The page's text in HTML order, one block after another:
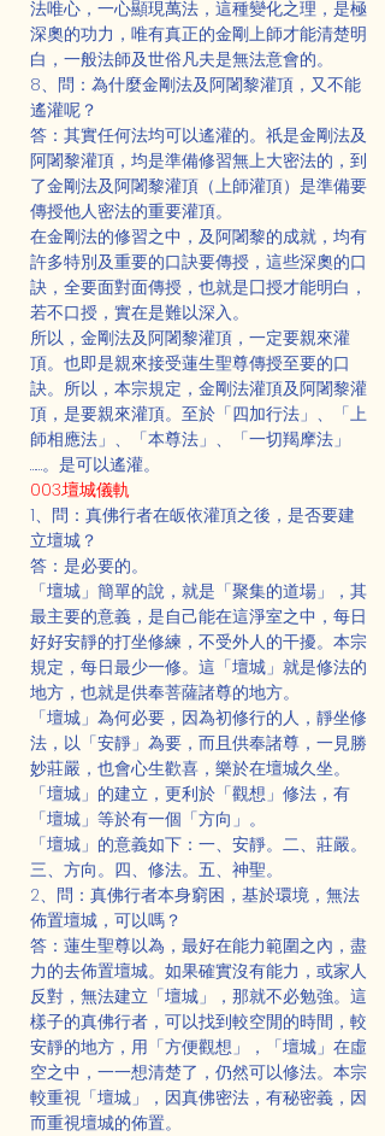
法唯心，一心顯現萬法，這種變化之理，是極
深奧的功力，唯有真正的金剛上師才能清楚明
白，一般法師及世俗凡夫是無法意會的。
8、問：為什麼金剛法及阿闍黎灌頂，又不能
遙灌呢？
答：其實任何法均可以遙灌的。祇是金剛法及
阿闍黎灌頂，均是準備修習無上大密法的，到
了金剛法及阿闍黎灌頂（上師灌頂）是準備要
傳授他人密法的重要灌頂。
在金剛法的修習之中，及阿闍黎的成就，均有
許多特別及重要的口訣要傳授，這些深奧的口
訣，全要面對面傳授，也就是囗授才能明白，
若不口授，實在是難以深入。
所以，金剛法及阿闍黎灌頂，一定要親來灌
頂。也即是親來接受蓮生聖尊傳授至要的口
訣。所以，本宗規定，金剛法灌頂及阿闍黎灌
頂，是要親來灌頂。至於「四加行法」、「上
師相應法」、「本尊法」、「一切羯摩法」
……。是可以遙灌。
003.壇城儀軌
1、問：真佛行者在皈依灌頂之後，是否要建
立壇城？
答：是必要的。
「壇城」簡單的說，就是「聚集的道場」，其
最主要的意義，是自己能在這淨室之中，每日
好好安靜的打坐修練，不受外人的干擾。本宗
規定，每日最少一修。這「壇城」就是修法的
地方，也就是供奉菩薩諸尊的地方。
「壇城」為何必要，因為初修行的人，靜坐修
法，以「安靜」為要，而且供奉諸尊，一見勝
妙莊嚴，也會心生歡喜，樂於在壇城久坐。
「壇城」的建立，更利於「觀想」修法，有
「壇城」等於有一個「方向」。
「壇城」的意義如下：一、安靜。二、莊嚴。
三、方向。四、修法。五、神聖。
2、問：真佛行者本身窮困，基於環境，無法
佈置壇城，可以嗎？
答：蓮生聖尊以為，最好在能力範圍之內，盡
力的去佈置壇城。如果確實沒有能力，或家人
反對，無法建立「壇城」，那就不必勉強。這
樣子的真佛行者，可以找到較空閒的時間，較
安靜的地方，用「方便觀想」，「壇城」在虛
空之中，一一想清楚了，仍然可以修法。本宗
較重視「壇城」，因真佛密法，有秘密義，因
而重視壇城的佈置。